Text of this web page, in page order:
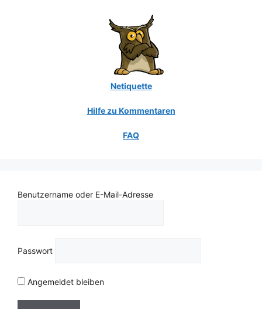
Netiquette
Hilfe zu Kommentaren
FAQ
Benutzername oder E-Mail-Adresse
Passwort
Angemeldet bleiben